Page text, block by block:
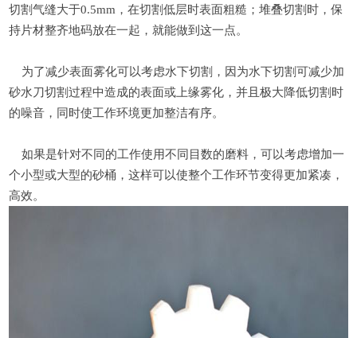
切割气缝大于0.5mm，在切割低层时表面粗糙；堆叠切割时，保
持片材整齐地码放在一起，就能做到这一点。
为了减少表面雾化可以考虑水下切割，因为水下切割可减少加
砂水刀切割过程中造成的表面或上缘雾化，并且极大降低切割时
的噪音，同时使工作环境更加整洁有序。
如果是针对不同的工作使用不同目数的磨料，可以考虑增加一
个小型或大型的砂桶，这样可以使整个工作环节变得更加紧凑，
高效。